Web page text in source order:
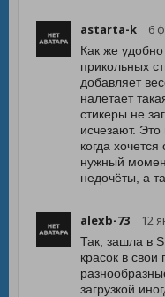
astarta-k 6
Как же
прикольных
добавляет
налетает
стикеры не
исчезают.
когда
нужный
недочёты, а
alexb-73 12
Так, зашла в
красок в
загрузкой